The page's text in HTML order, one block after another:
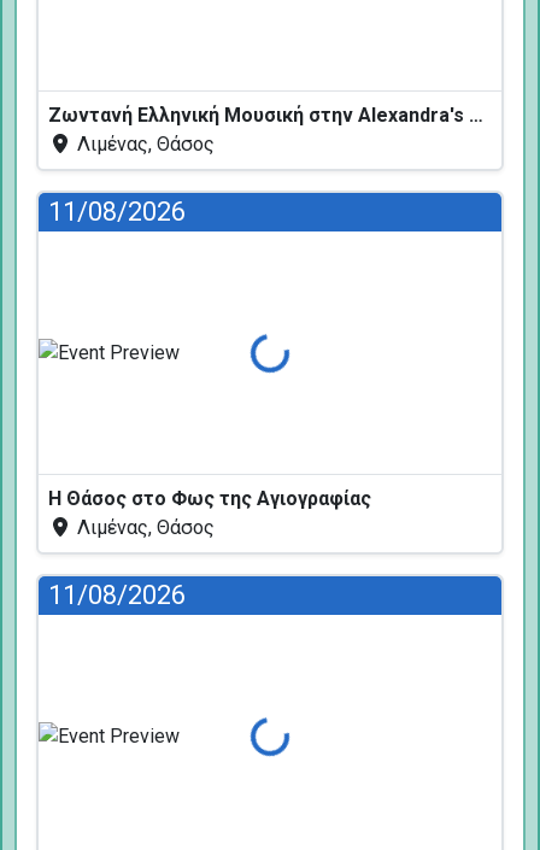
Ζωντανή Ελληνική Μουσική στην Alexandra's Restaurant
Λιμένας, Θάσος
11/08/2026
Φόρτωση...
Η Θάσος στο Φως της Αγιογραφίας
Λιμένας, Θάσος
11/08/2026
Φόρτωση...